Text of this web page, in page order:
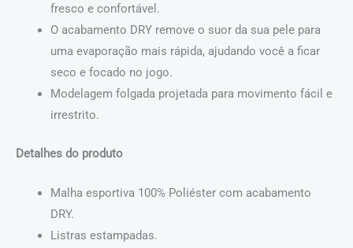
fresco e confortável.
O acabamento DRY remove o suor da sua pele para
uma evaporação mais rápida, ajudando você a ficar
seco e focado no jogo.
Modelagem folgada projetada para movimento fácil e
irrestrito.
Detalhes do produto
Malha esportiva 100% Poliéster com acabamento
DRY.
Listras estampadas.